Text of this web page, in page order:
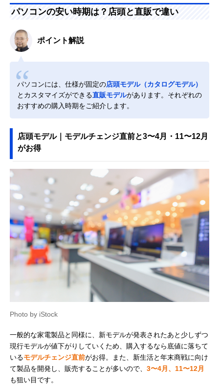
パソコンの安い時期は？店頭と直販で違い
ポイント解説
パソコンには、仕様が固定の店頭モデル（カタログモデル）
とカスタマイズができる直販モデルがあります。それぞれの
おすすめの購入時期をご紹介します。
店頭モデル｜モデルチェンジ直前と3〜4月・11〜12月
がお得
Photo by iStock
一般的な家電製品と同様に、新モデルが発表されたあと少しずつ
現行モデルが値下がりしていくため、購入するなら底値に落ちて
いるモデルチェンジ直前がお得。また、新生活と年末商戦に向け
て製品を開発し、販売することが多いので、 3〜4月、11〜12月
も狙い目です。